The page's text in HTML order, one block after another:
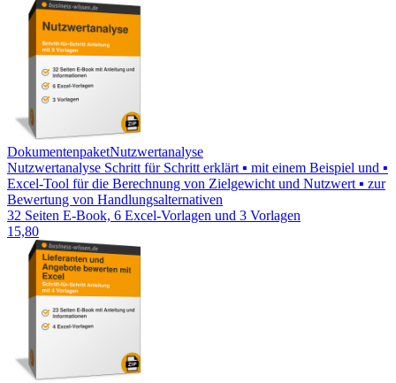
DokumentenpaketNutzwertanalyse
Nutzwertanalyse Schritt für Schritt erklärt ▪ mit einem Beispiel und ▪
Excel-Tool für die Berechnung von Zielgewicht und Nutzwert ▪ zur
Bewertung von Handlungsalternativen
32 Seiten E-Book, 6 Excel-Vorlagen und 3 Vorlagen
15,80